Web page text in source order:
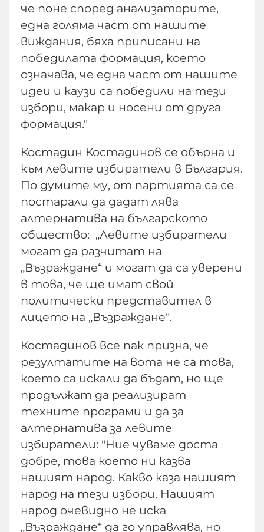
че поне според анализаторите,
една голяма част от нашите
виждания, бяха приписани на
победилата формация, което
означава, че една част от нашите
идеи и каузи са победили на тези
избори, макар и носени от друга
формация."
Костадин Костадинов се обърна и
към левите избиратели в България.
По думите му, от партията са се
постарали да дадат лява
алтернатива на българското
общество: „Левите избиратели
могат да разчитат на
„Възраждане“ и могат да са уверени
в това, че ще имат свой
политически представител в
лицето на „Възраждане“.
Костадинов все пак призна, че
резултатите на вота не са това,
което са искали да бъдат, но ще
продължат да реализират
техните програми и да за
алтернатива за левите
избиратели: "Ние чуваме доста
добре, това което ни казва
нашият народ. Какво каза нашият
народ на тези избори. Нашият
народ очевидно не иска
„Възраждане“ да го управлява, но